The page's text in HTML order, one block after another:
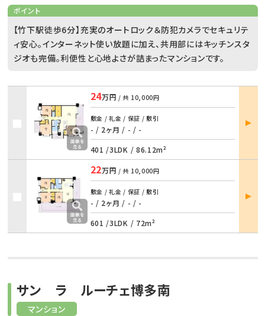
ポイント
【竹下駅徒歩6分】充実のオートロック＆防犯カメラでセキュリテ
ィ安心。インターネット使い放題に加え、共用部にはキッチンスタ
ジオも完備。利便性と心地よさが詰まったマンションです。
24万円 / 共 10,000円
敷金 / 礼金 / 保証 / 敷引
- / 2ヶ月 / - / -
401 /3LDK / 86.12m²
部屋
詳細
22万円 / 共 10,000円
敷金 / 礼金 / 保証 / 敷引
- / 2ヶ月 / - / -
601 /3LDK / 72m²
部屋
詳細
マンション
サン ラ ルーチェ博多南